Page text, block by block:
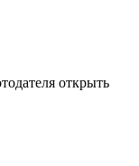
открыть